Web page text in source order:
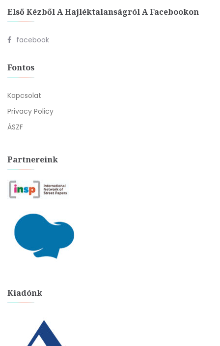
Első Kézből A Hajléktalanságról A Facebookon
facebook
Fontos
Kapcsolat
Privacy Policy
ÁSZF
Partnereink
Kiadónk